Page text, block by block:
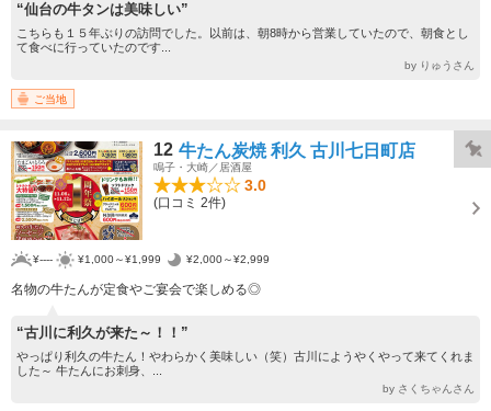
“仙台の牛タンは美味しい”
こちらも１５年ぶりの訪問でした。以前は、朝8時から営業していたので、朝食とし
て食べに行っていたのです...
by りゅうさん
ご当地
12 牛たん炭焼 利久 古川七日町店
鳴子・大崎／居酒屋
3.0
(口コミ 2件)
¥---- ¥1,000～¥1,999 ¥2,000～¥2,999
名物の牛たんが定食やご宴会で楽しめる◎
“古川に利久が来た～！！”
やっぱり利久の牛たん！やわらかく美味しい（笑）古川にようやくやって来てくれま
した～ 牛たんにお刺身、...
by さくちゃんさん